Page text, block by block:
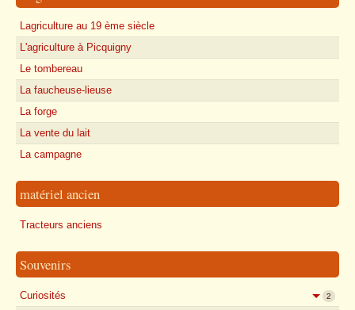
Lagriculture au 19 ème siècle
L'agriculture à Picquigny
Le tombereau
La faucheuse-lieuse
La forge
La vente du lait
La campagne
matériel ancien
Tracteurs anciens
Souvenirs
Curiosités 2